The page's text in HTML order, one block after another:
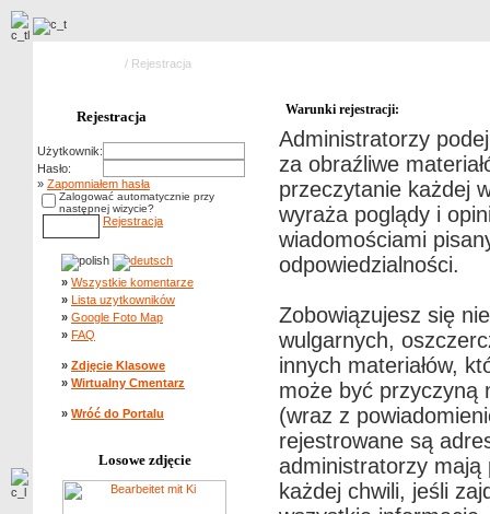
/ Rejestracja
Rejestracja
Użytkownik:
Hasło:
» Zapomniałem hasła
Zalogować automatycznie przy
następnej wizycie?
Rejestracja
» Wszystkie komentarze
» Lista uzytkowników
» Google Foto Map
» FAQ
» Zdjęcie Klasowe
» Wirtualny Cmentarz
» Wróć do Portalu
Losowe zdjęcie
Warunki rejestracji:
Administratorzy
za obraźliwe
przeczytanie każdej
wyraża poglądy i
wiadomościami
odpowiedzialności.
Zobowiązujesz się
wulgarnych,
innych materiałów,
może być przyczyną
(wraz z
rejestrowane są
administratorzy mają
każdej chwili, jeśli